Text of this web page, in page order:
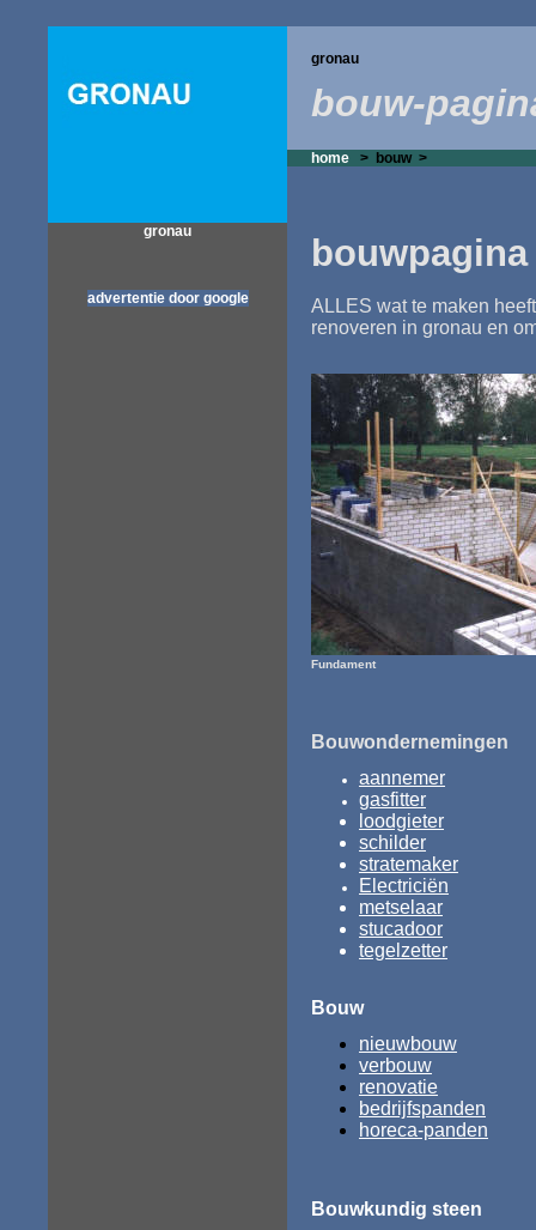
gronau
advertentie door google
gronau
bouw-
home > bouw >
ALLES wat te maken
renoveren in gronau en
Fundament
Bouwondernemingen
aannemer
gasfitter
loodgieter
schilder
stratemaker
Electriciën
metselaar
stucadoor
tegelzetter
Bouw
nieuwbouw
verbouw
renovatie
bedrijfspanden
horeca-panden
Bouwkundig steen